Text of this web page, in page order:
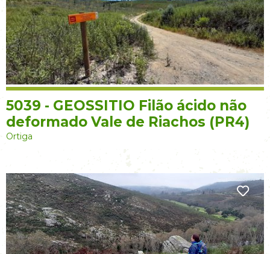
5039 - GEOSSITIO Filão ácido não
deformado Vale de Riachos (PR4)
Ortiga